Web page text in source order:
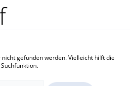
gefunden werden. Vielleicht hilft die
Suchfunktion.